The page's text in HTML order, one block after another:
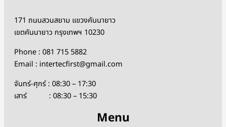
171 ถนนสวนสยาม แขวงคันนายาว
เขตคันนายาว กรุงเทพฯ 10230
Phone : 081 715 5882
Email : intertecfirst@gmail.com
จันทร์-ศุกร์ : 08:30 – 17:30
เสาร์ : 08:30 – 15:30
Menu